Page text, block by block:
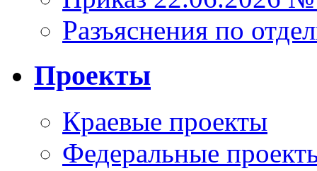
Разъяснения по
Проекты
Краевые проекты
Федеральные